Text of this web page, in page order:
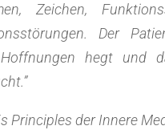
Zeichen,
Der
hegt und
Principles der Innere